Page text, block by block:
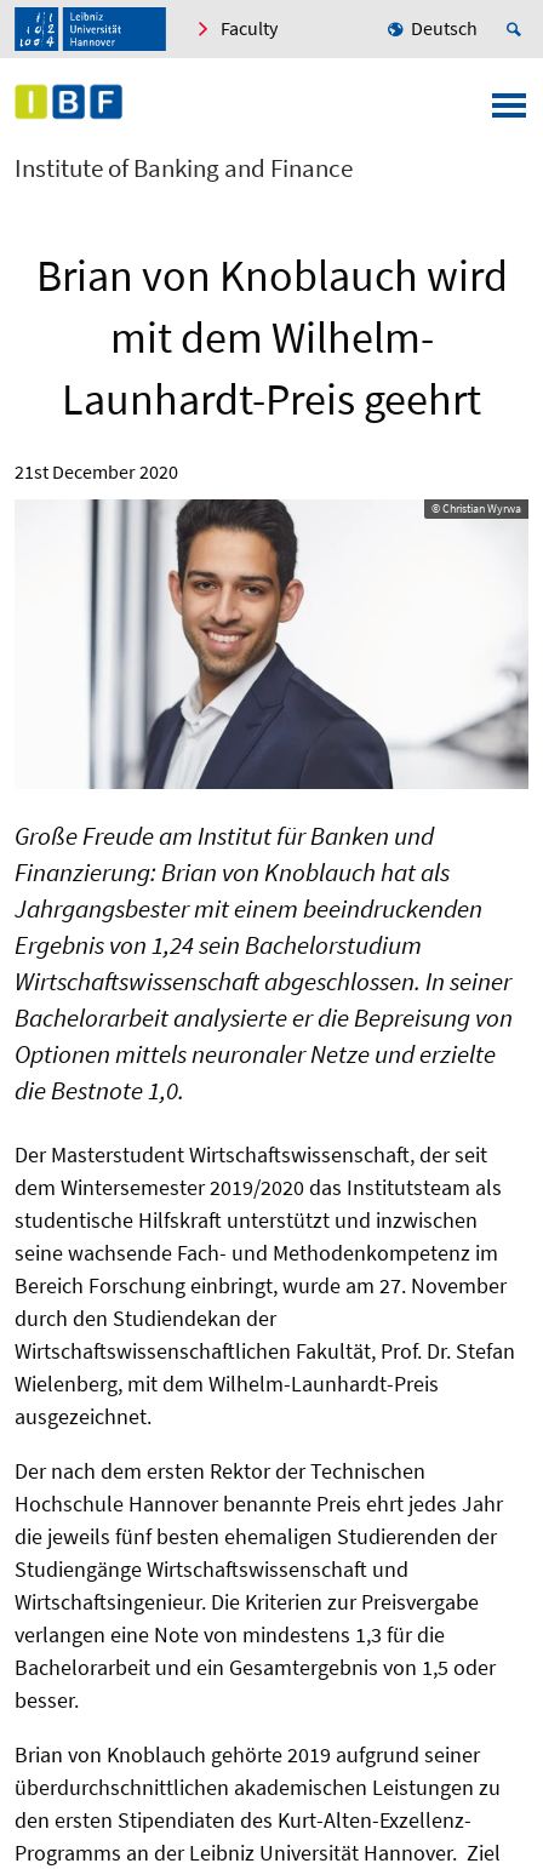
Faculty Deutsch
Institute of Banking and Finance
Brian von Knoblauch wird
mit dem Wilhelm-
Launhardt-Preis geehrt
21st December 2020
© Christian Wyrwa
Große Freude am Institut für Banken und
Finanzierung: Brian von Knoblauch hat als
Jahrgangsbester mit einem beeindruckenden
Ergebnis von 1,24 sein Bachelorstudium
Wirtschaftswissenschaft abgeschlossen. In seiner
Bachelorarbeit analysierte er die Bepreisung von
Optionen mittels neuronaler Netze und erzielte
die Bestnote 1,0.
Der Masterstudent Wirtschaftswissenschaft, der seit
dem Wintersemester 2019/2020 das Institutsteam als
studentische Hilfskraft unterstützt und inzwischen
seine wachsende Fach- und Methodenkompetenz im
Bereich Forschung einbringt, wurde am 27. November
durch den Studiendekan der
Wirtschaftswissenschaftlichen Fakultät, Prof. Dr. Stefan
Wielenberg, mit dem Wilhelm-Launhardt-Preis
ausgezeichnet.
Der nach dem ersten Rektor der Technischen
Hochschule Hannover benannte Preis ehrt jedes Jahr
die jeweils fünf besten ehemaligen Studierenden der
Studiengänge Wirtschaftswissenschaft und
Wirtschaftsingenieur. Die Kriterien zur Preisvergabe
verlangen eine Note von mindestens 1,3 für die
Bachelorarbeit und ein Gesamtergebnis von 1,5 oder
besser.
Brian von Knoblauch gehörte 2019 aufgrund seiner
überdurchschnittlichen akademischen Leistungen zu
den ersten Stipendiaten des Kurt-Alten-Exzellenz-
Programms an der Leibniz Universität Hannover. Ziel